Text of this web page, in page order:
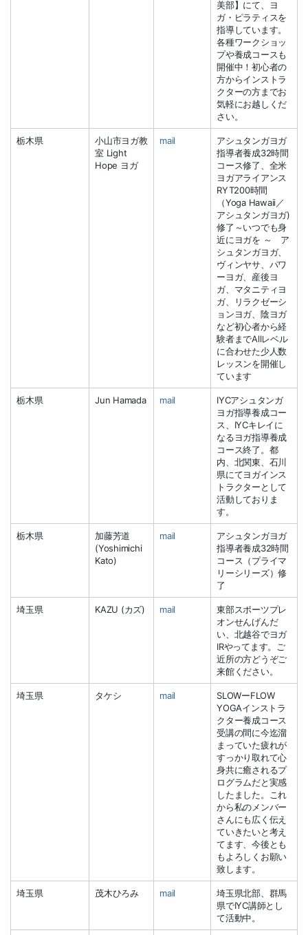
美部】にて、ヨ
ガ・ピラティスを
指導しています。
各種ワークショッ
プや養成コースも
開催中！初心者の
方からインストラ
クターの方までお
気軽にお越しくだ
さい。
栃木県
小山市ヨガ教
室 Light
Hope ヨガ
mail
アシュタンガヨガ
指導者養成32時間
コース修了、全米
ヨガアライアンス
RYT200時間
（Yoga Hawaii／
アシュタンガヨガ)
修了～いつでも身
近にヨガを ～ ア
シュタンガヨガ、
ヴィンヤサ、パワ
ーヨガ、産後ヨ
ガ、マタニティヨ
ガ、リラクゼーシ
ョンヨガ、陰ヨガ
など初心者から経
験者までAllレベル
に合わせた少人数
レッスンを開催し
ています
栃木県 Jun Hamada mail
IYCアシュタンガ
ヨガ指導養成コー
ス、IYCキレイに
なるヨガ指導養成
コース終了。都
内、北関東、石川
県にてヨガインス
トラクターとして
活動しておりま
す。
栃木県
加藤芳道
(Yoshimichi
Kato)
mail
アシュタンガヨガ
指導者養成32時間
コース（プライマ
リーシリーズ）修
了
埼玉県 KAZU (カズ) mail
東部スポーツプレ
オンせんげんだ
い、北越谷でヨガ
IRやってます。ご
近所の方どうぞご
来館ください。
埼玉県 タケシ mail
SLOWーFLOW
YOGAインストラ
クター養成コース
受講の間に今迄溜
まっていた疲れが
すっかり取れて心
身共に癒されるプ
ログラムだと実感
したました。これ
から私のメンバー
さんにも広く伝え
ていきたいと考え
てます、今後とも
もよろしくお願い
致します。
埼玉県 茂木ひろみ mail
埼玉県北部、群馬
県でIYC講師とし
て活動中。